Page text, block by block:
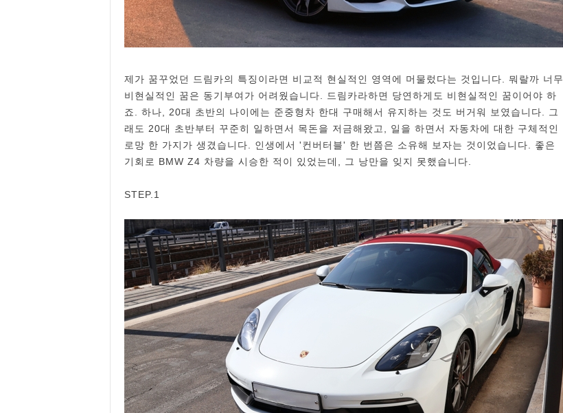
제가 꿈꾸었던 드림카의 특징이라면 비교적 현실적인 영역에 머물렀다는 것입니다. 뭐랄까 너무
비현실적인 꿈은 동기부여가 어려웠습니다. 드림카라하면 당연하게도 비현실적인 꿈이어야 하
죠. 하나, 20대 초반의 나이에는 준중형차 한대 구매해서 유지하는 것도 버거워 보였습니다. 그
래도 20대 초반부터 꾸준히 일하면서 목돈을 저금해왔고, 일을 하면서 자동차에 대한 구체적인
로망 한 가지가 생겼습니다. 인생에서 '컨버터블' 한 번쯤은 소유해 보자는 것이었습니다. 좋은
기회로 BMW Z4 차량을 시승한 적이 있었는데, 그 낭만을 잊지 못했습니다.
STEP.1